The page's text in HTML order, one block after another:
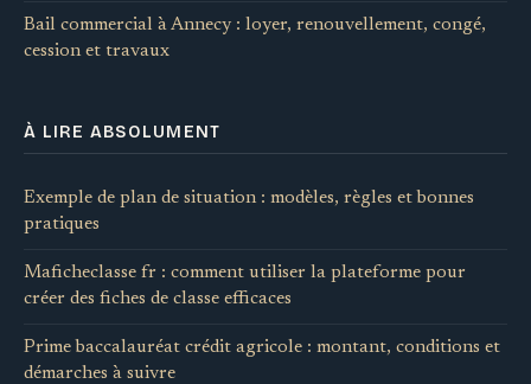
Bail commercial à Annecy : loyer, renouvellement, congé,
cession et travaux
À LIRE ABSOLUMENT
Exemple de plan de situation : modèles, règles et bonnes
pratiques
Maficheclasse fr : comment utiliser la plateforme pour
créer des fiches de classe efficaces
Prime baccalauréat crédit agricole : montant, conditions et
démarches à suivre